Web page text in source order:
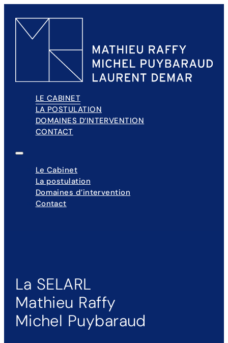
LE CABINET
LA POSTULATION
DOMAINES D’INTERVENTION
CONTACT
Le Cabinet
La postulation
Domaines d’intervention
Contact
La SELARL
Mathieu Raffy
Michel Puybaraud